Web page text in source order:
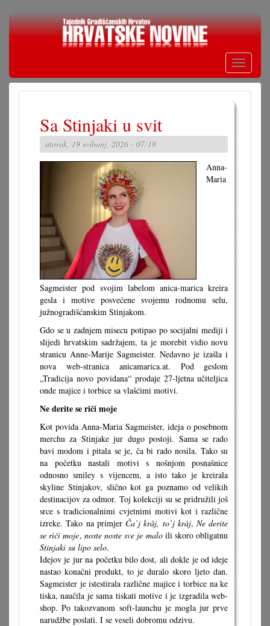
Skoči
Toggle
Sa Stinjaki u svit
utorak, 19 svibanj, 2026 - 07:18
Anna-
Maria
Sagmeister pod svojim labelom anica-marica kreira
gesla i motive posvećene svojemu rodnomu selu,
južnogradišćanskim Stinjakom.
Gdo se u zadnjem misecu potipao po socijalni mediji i
slijedi hrvatskim sadržajem, ta je morebit vidio novu
stranicu Anne-Marije Sagmeister. Nedavno je izašla i
nova web-stranica anicamarica.at. Pod geslom
„Tradicija novo povidana“ prodaje 27-ljetna učiteljica
onde majice i torbice sa vlašćimi motivi.
Ne derite se riči moje
Kot povida Anna-Maria Sagmeister, ideja o posebnom
merchu za Stinjake jur dugo postoji. Sama se rado
bavi modom i pitala se je, ča bi rado nosila. Tako su
na početku nastali motivi s nošnjom posnašnice
odnosno smiley s vijencem, a isto tako je kreirala
skyline Stinjakov, slično kot ga poznamo od velikih
destinacijov za odmor. Toj kolekciji su se pridružili još
srce s tradicionalnimi cvjetnimi motivi kot i različne
izreke. Tako na primjer Ča’j kråj, to’j kråj,Ne derite
se riči moje, noste noste sve je maloili skoro obligatnu
Stinjaki su lipo selo.
Idejov je jur na početku bilo dost, ali dokle je od ideje
nastao konačni produkt, to je duralo skoro ljeto dan.
Sagmeister je istestirala različne majice i torbice na ke
tiska, naučila je sama tiskati motive i je izgradila web-
shop. Po takozvanom soft-launchu je mogla jur prve
narudžbe poslati. I se veseli dobromu odzivu.